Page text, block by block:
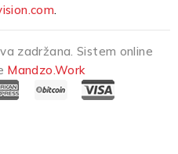
.
zadržana. Sistem online
Mandzo.Work